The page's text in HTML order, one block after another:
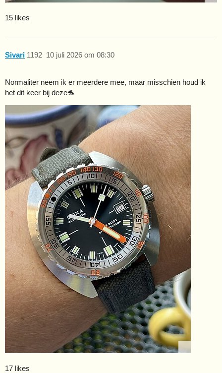
15 likes
Sivari 10 juli 2026 om 08:30
1192
Normaliter neem ik er meerdere mee, maar misschien houd ik
het dit keer bij deze🐬
17 likes